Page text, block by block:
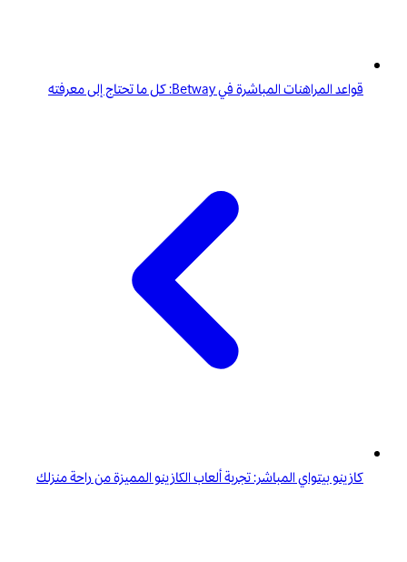
قواعد المراهنات المباشرة في Betway: كل ما تحتاج إلى معرفته
كازينو بيتواي المباشر: تجربة ألعاب الكازينو المميزة من راحة منزلك